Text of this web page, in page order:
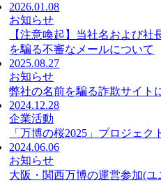
2026.01.08
お知らせ
【注意喚起】当社名および社
を騙る不審なメールについて
2025.08.27
お知らせ
弊社の名前を騙る詐欺サイト
2024.12.28
企業活動
「万博の桜2025」プロジェ
2024.06.06
お知らせ
大阪・関西万博の運営参加(